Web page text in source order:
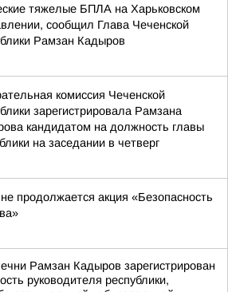
тяжелые БПЛА на Харьковском
сообщил Глава Чеченской
Рамзан Кадыров
комиссия Чеченской
зарегистрировала Рамзана
кандидатом на должность главы
на заседании в четверг
продолжается акция «Безопасность
Рамзан Кадыров зарегистрирован
руководителя республики,